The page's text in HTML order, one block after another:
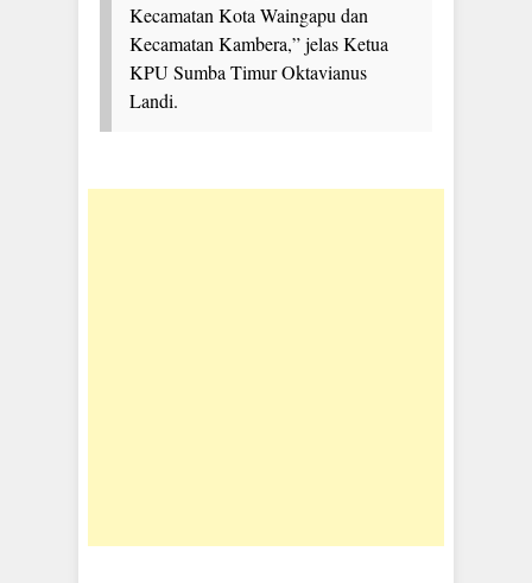
Kecamatan Kota Waingapu dan
Kecamatan Kambera,” jelas Ketua
KPU Sumba Timur Oktavianus
Landi.